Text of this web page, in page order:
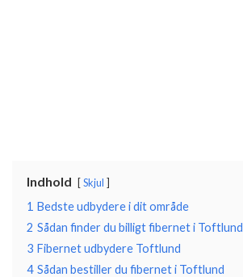
Indhold Skjul
1 Bedste udbydere i dit område
2 Sådan finder du billigt fibernet i Toftlund
3 Fibernet udbydere Toftlund
4 Sådan bestiller du fibernet i Toftlund